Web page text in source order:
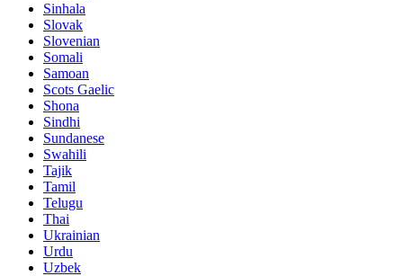
Sinhala
Slovak
Slovenian
Somali
Samoan
Scots Gaelic
Shona
Sindhi
Sundanese
Swahili
Tajik
Tamil
Telugu
Thai
Ukrainian
Urdu
Uzbek